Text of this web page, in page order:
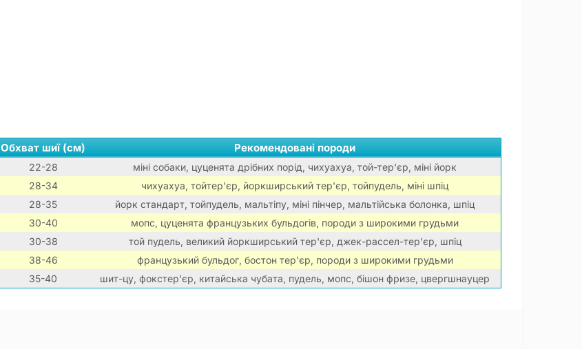
Обхват шиї (см) Рекомендовані породи
22-28
міні собаки, цуценята дрібних порід, чихуахуа, той-тер'єр, міні йорк
28-34
чихуахуа, тойтер'єр, йоркширський тер'єр, тойпудель, міні шпіц
28-35
йорк стандарт, тойпудель, мальтіпу, міні пінчер, мальтійська болонка, шпіц
30-40
мопс, цуценята французьких бульдогів, породи з широкими грудьми
30-38
той пудель, великий йоркширський тер'єр, джек-рассел-тер'єр, шпіц
38-46
французький бульдог, бостон тер'єр, породи з широкими грудьми
35-40 шит-цу, фокстер'єр, китайська чубата, пудель, мопс, бішон фризе, цвергшнауцер